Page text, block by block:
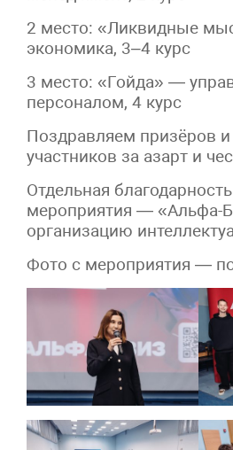
2 место: «Ликвидные
экономика, 3–4 курс
3 место: «Гойда» —
персоналом, 4 курс
Поздравляем призёров
участников за азарт и
Отдельная
мероприятия — «Альфа-
организацию
Фото с мероприятия —